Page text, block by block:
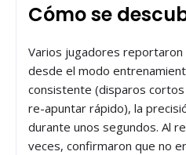
Cómo se
Varios jugadores reportaron
desde el modo
consistente (disparos
re-apuntar rápido), la
durante unos segundos. Al
veces, confirmaron que no